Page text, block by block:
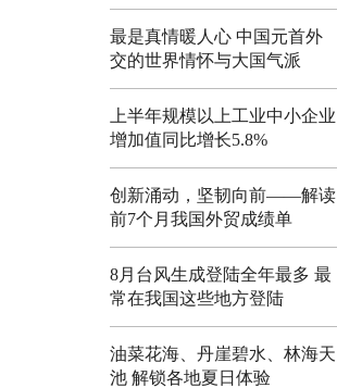
最是真情暖人心 中国元首外
交的世界情怀与大国气派
上半年规模以上工业中小企业
增加值同比增长5.8%
创新涌动，坚韧向前——解读
前7个月我国外贸成绩单
8月台风生成登陆全年最多 最
常在我国这些地方登陆
油菜花海、丹崖碧水、林海天
池 解锁各地夏日体验